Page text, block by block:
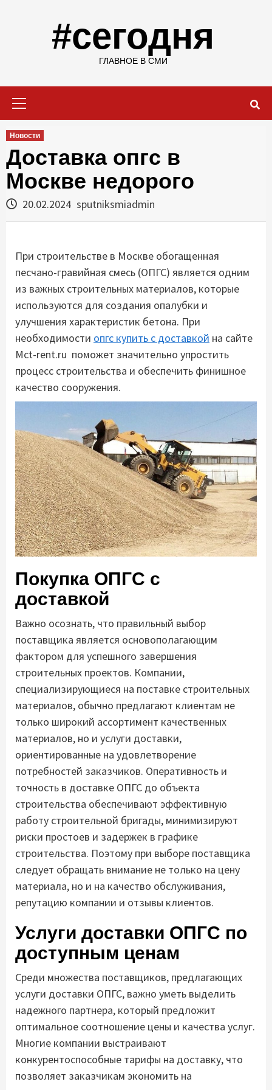
#сегодня
ГЛАВНОЕ В СМИ
Новости
Доставка опгс в
Москве недорого
20.02.2024 sputniksmiadmin
При строительстве в Москве обогащенная
песчано-гравийная смесь (ОПГС) является одним
из важных строительных материалов, которые
используются для создания опалубки и
улучшения характеристик бетона. При
необходимости опгс купить с доставкой на сайте
Mct-rent.ru поможет значительно упростить
процесс строительства и обеспечить финишное
качество сооружения.
Покупка ОПГС с
доставкой
Важно осознать, что правильный выбор
поставщика является основополагающим
фактором для успешного завершения
строительных проектов. Компании,
специализирующиеся на поставке строительных
материалов, обычно предлагают клиентам не
только широкий ассортимент качественных
материалов, но и услуги доставки,
ориентированные на удовлетворение
потребностей заказчиков. Оперативность и
точность в доставке ОПГС до объекта
строительства обеспечивают эффективную
работу строительной бригады, минимизируют
риски простоев и задержек в графике
строительства. Поэтому при выборе поставщика
следует обращать внимание не только на цену
материала, но и на качество обслуживания,
репутацию компании и отзывы клиентов.
Услуги доставки ОПГС по
доступным ценам
Среди множества поставщиков, предлагающих
услуги доставки ОПГС, важно уметь выделить
надежного партнера, который предложит
оптимальное соотношение цены и качества услуг.
Многие компании выстраивают
конкурентоспособные тарифы на доставку, что
позволяет заказчикам экономить на